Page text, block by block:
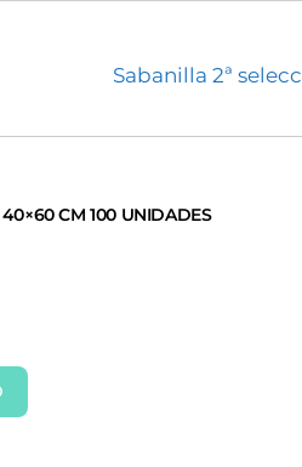
CM 100 UNIDADES